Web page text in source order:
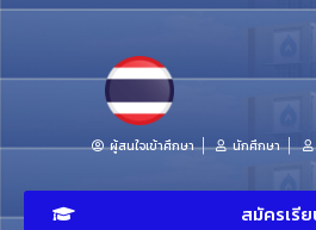
ผู้สนใจเข้าศึกษา นักศึกษา
สมัครเรี